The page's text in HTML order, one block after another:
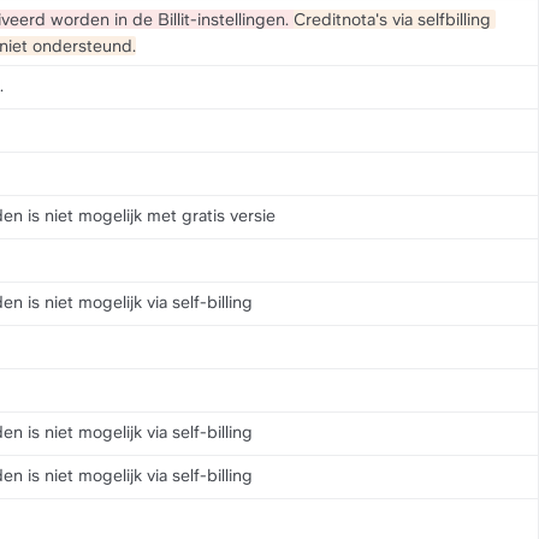
worden in de Billit-instellingen. Creditnota's via selfbilling
ondersteund.
is niet mogelijk met gratis versie
is niet mogelijk via self-billing
is niet mogelijk via self-billing
is niet mogelijk via self-billing